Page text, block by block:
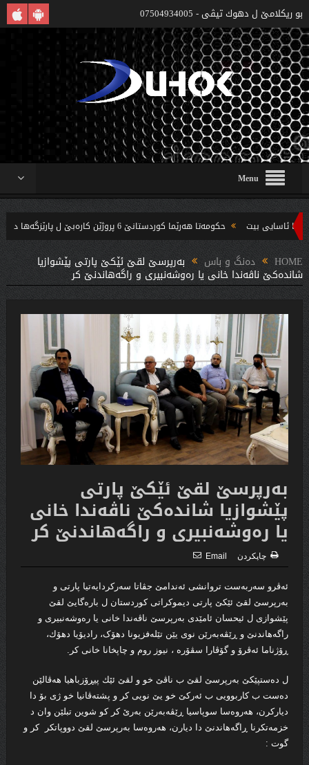
بو ريكلامێ ل دهوك تیڤی - 07504934005
Menu
حکومەتا هەرێما کوردستانێ 6 پروژێن کارەبێ ل پارێزگەها دهوکێ هنارتنه‌ قوناغا بجهئینانێ
بریار ده‌رئێخستن
HOME دەنگ و باس به‌رپرسێ لقێ ئێكێ پارتى پێشوازیا
شانده‌كێ ناڤه‌ندا خانى یا ره‌وشه‌نبیرى و راگه‌هاندنێ كر
به‌رپرسێ لقێ ئێكێ پارتى
پێشوازیا شانده‌كێ ناڤه‌ندا خانى
یا ره‌وشه‌نبیرى و راگه‌هاندنێ كر
چاپكردن Email
ئه‌ڤرو سەربەست تروانشی ئەندامێ جڤاتا سەركردایەتیا پارتی و
بەرپرسێ لقێ ئێكێ پارتى دیموكراتى كوردستان ل بارەگایێ لقێ
پێشوازی ل ئیحسان ئامێدی بەرپرسێ ناڤەندا خانی یا ره‌وشه‌نبیرى و
راگه‌هاندنێ و ڕێڤەبەرێن نوی یێن تێلەفزیونا دهۆک، رادیۆیا دھۆك،
ڕۆژناما ئەڤرۆ و گۆڤارا سڤۆرە ، نیوز روم و چاپخانا خانى كر.
ل دەستپێكێ بەرپرسێ لقێ ب ناڤێ خو و لقێ ئێك پیڕۆزباھیا ھەڤالێن
دەست ب كاربوویی ب ئەركێ خو یێ نویی کر و پشتەڤانیا خو ژی بۆ دا
دیاركرن، ھەروەسا سوپاسیا ڕێڤەبەرێن بەرێ كر كو شوین تبلێن وان د
خزمەتکرنا ڕاگەھاندنێ دا دیارن، هه‌روه‌سا بەرپرسێ لقێ دووپاتكر کر و
گوت :